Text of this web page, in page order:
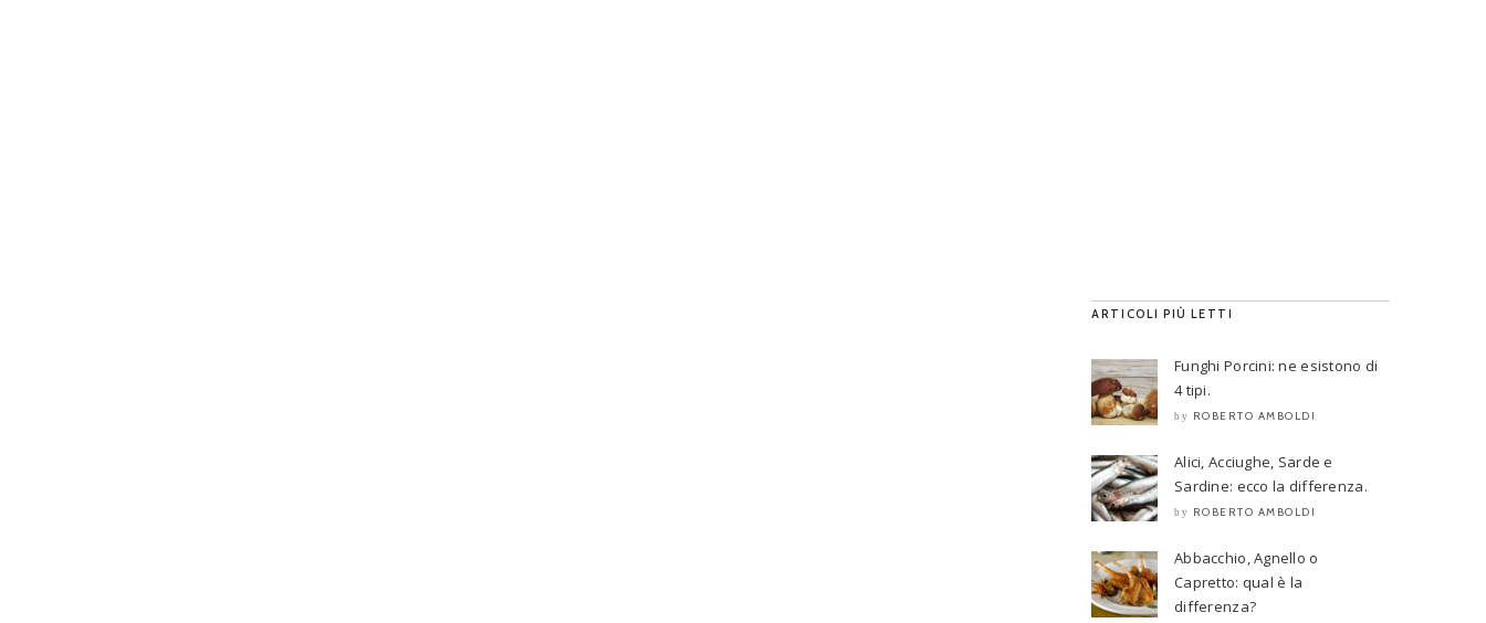
ARTICOLI PIÙ LETTI
Funghi Porcini: ne esistono di
4 tipi.
by ROBERTO AMBOLDI
Alici, Acciughe, Sarde e
Sardine: ecco la differenza.
by ROBERTO AMBOLDI
Abbacchio, Agnello o
Capretto: qual è la
differenza?